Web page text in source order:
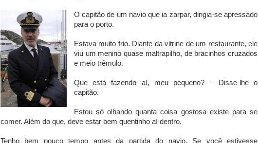
O capitão de um navio que ia zarpar, dirigia-se apressado
para o porto.
Estava muito frio. Diante da vitrine de um restaurante, ele
viu um menino quase maltrapilho, de bracinhos cruzados
e meio trêmulo.
Que está fazendo aí, meu pequeno? – Disse-lhe o
capitão.
Estou só olhando quanta coisa gostosa existe para se
comer. Além do que, deve estar bem quentinho aí dentro.
Tenho bem pouco tempo antes da partida do navio. Se você estivesse